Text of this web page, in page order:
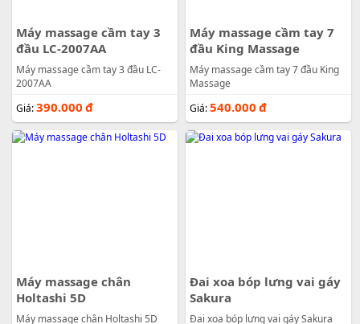
Máy massage cầm tay 3
đầu LC-2007AA
Máy massage cầm tay 3 đầu LC-
2007AA
Giá:390.000 đ
Máy massage cầm tay 7
đầu King Massage
Máy massage cầm tay 7 đầu King
Massage
Giá:540.000 đ
Máy massage chân
Holtashi 5D
Máy massage chân Holtashi 5D
Đai xoa bóp lưng vai gáy
Sakura
Đai xoa bóp lưng vai gáy Sakura